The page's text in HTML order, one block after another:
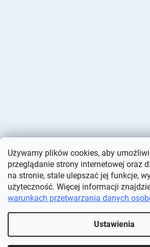
Używamy plików cookies, aby
przeglądanie strony internetowej oraz
na stronie, stale ulepszać jej funkcje,
użyteczność. Więcej informacji
warunkach przetwarzania danych
Ustawienia